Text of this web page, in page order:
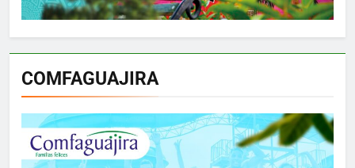
COMFAGUAJIRA